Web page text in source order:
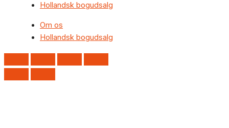
Hollandsk bogudsalg
Om os
Hollandsk bogudsalg